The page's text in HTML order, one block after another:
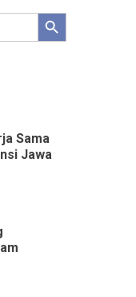
Search Button
Sama
Jawa